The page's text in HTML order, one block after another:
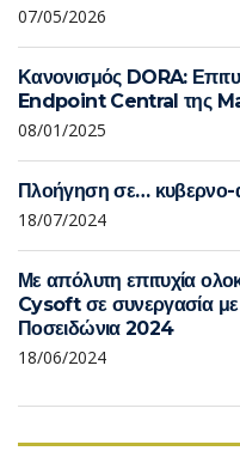
07/05/2026
Κανονισμός DORA:
Endpoint Central της
08/01/2025
Πλοήγηση σε… κυβερνο-
18/07/2024
Με απόλυτη επιτυχία
Cysoft σε συνεργασία
Ποσειδώνια 2024
18/06/2024